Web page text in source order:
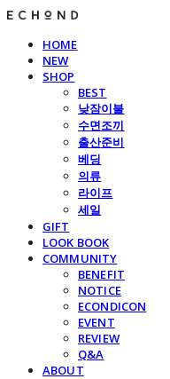
HOME
NEW
SHOP
BEST
낮잠이불
수면조끼
출산준비
베딩
의류
라이프
세일
GIFT
LOOK BOOK
COMMUNITY
BENEFIT
NOTICE
ECONDICON
EVENT
REVIEW
Q&A
ABOUT